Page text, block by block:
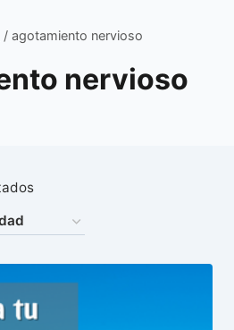
/ agotamiento nervioso
nervioso
Ordenado
popularidad